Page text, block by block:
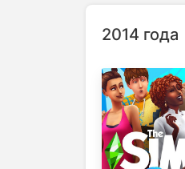
2014 года